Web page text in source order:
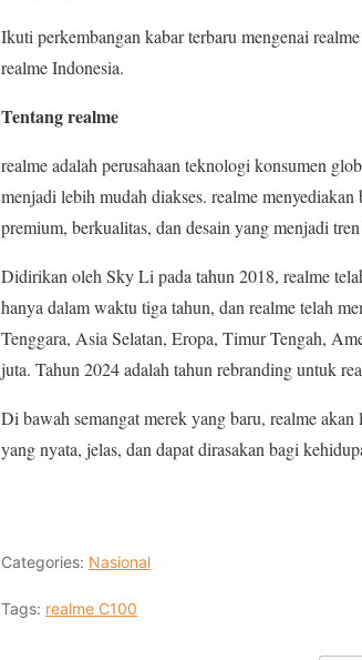
Ikuti perkembangan kabar terbaru mengenai
realme Indonesia.
Tentang realme
realme adalah perusahaan teknologi konsumen
menjadi lebih mudah diakses. realme
premium, berkualitas, dan desain yang menjadi
Didirikan oleh Sky Li pada tahun 2018, realme
hanya dalam waktu tiga tahun, dan realme telah
Tenggara, Asia Selatan, Eropa, Timur Tengah,
juta. Tahun 2024 adalah tahun rebranding untuk
Di bawah semangat merek yang baru, realme
yang nyata, jelas, dan dapat dirasakan bagi
Categories: Nasional
Tags: realme C100